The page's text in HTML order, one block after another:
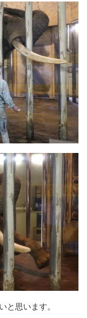
と思います。